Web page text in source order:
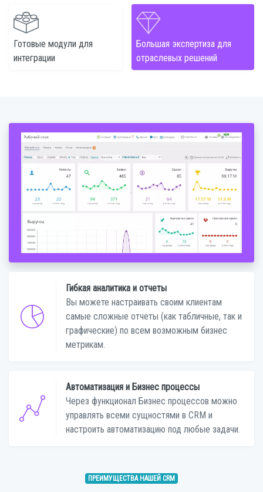
Готовые модули для
интеграции
Большая экспертиза для
отраслевых решений
Гибкая аналитика и отчеты
Вы можете настраивать своим клиентам
самые сложные отчеты (как табличные, так и
графические) по всем возможным бизнес
метрикам.
Автоматизация и Бизнес процессы
Через функционал Бизнес процессов можно
управлять всеми сущностями в CRM и
настроить автоматизацию под любые задачи.
ПРЕИМУЩЕСТВА НАШЕЙ CRM